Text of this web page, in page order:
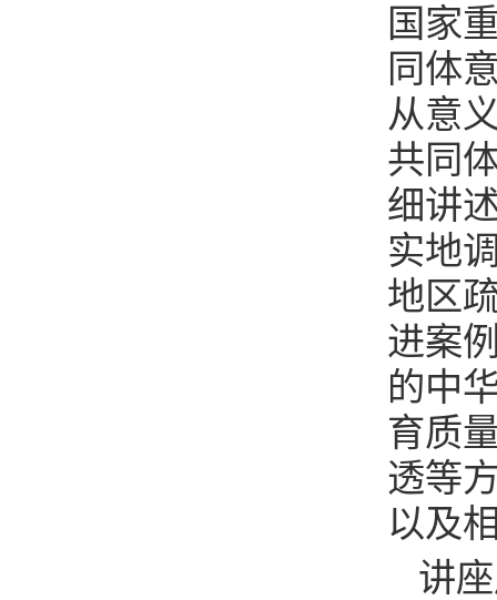
国家
同体
从意
共同
细讲
实地
地区
进案
的中
育质
透等
以及
讲